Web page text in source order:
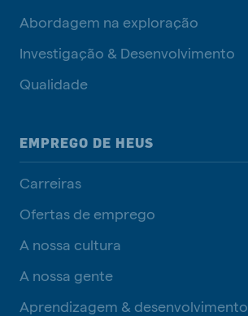
Abordagem na exploração
Investigação & Desenvolvimento
Qualidade
EMPREGO DE HEUS
Carreiras
Ofertas de emprego
A nossa cultura
A nossa gente
Aprendizagem & desenvolvimento